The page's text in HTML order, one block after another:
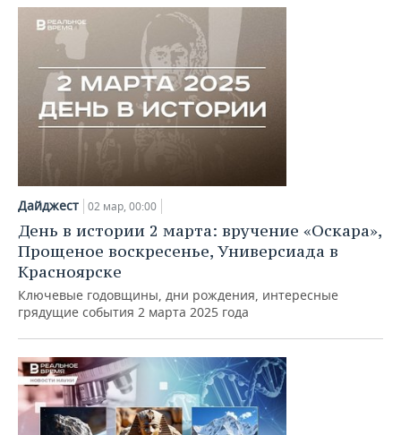
Дайджест 02 мар, 00:00
День в истории 2 марта: вручение «Оскара»,
Прощеное воскресенье, Универсиада в
Красноярске
Ключевые годовщины, дни рождения, интересные
грядущие события 2 марта 2025 года